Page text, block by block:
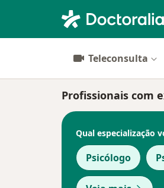
Teleconsulta
Profissionais com
Qual especialização
Psicólogo